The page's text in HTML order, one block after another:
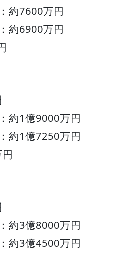
約7600万円
約6900万円
約1億9000万円
約1億7250万円
約3億8000万円
約3億4500万円